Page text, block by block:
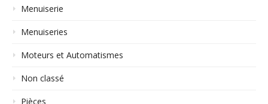
Menuiserie
Menuiseries
Moteurs et Automatismes
Non classé
Pièces